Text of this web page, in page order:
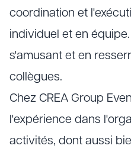
coordination et
individuel et en
s'amusant et en
collègues.
Chez CREA Group
l'expérience dans
activités, dont aussi